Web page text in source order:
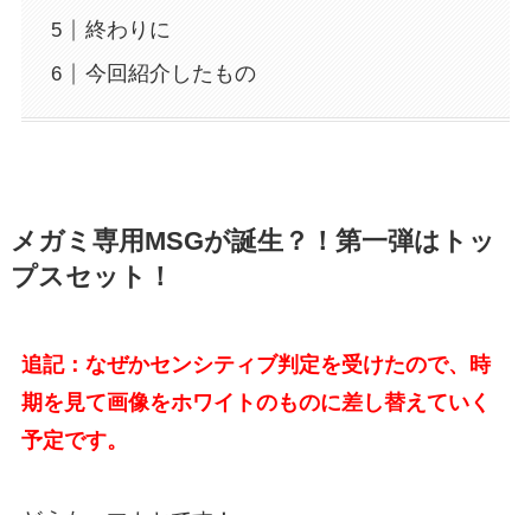
終わりに
今回紹介したもの
メガミ専用MSGが誕生？！第一弾はトッ
プスセット！
追記：なぜかセンシティブ判定を受けたので、時
期を見て画像をホワイトのものに差し替えていく
予定です。